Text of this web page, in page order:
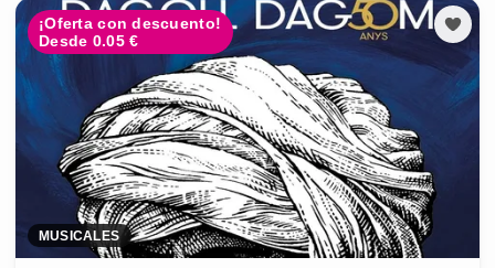
¡Oferta con descuento!
Desde 0.05 €
MUSICALES